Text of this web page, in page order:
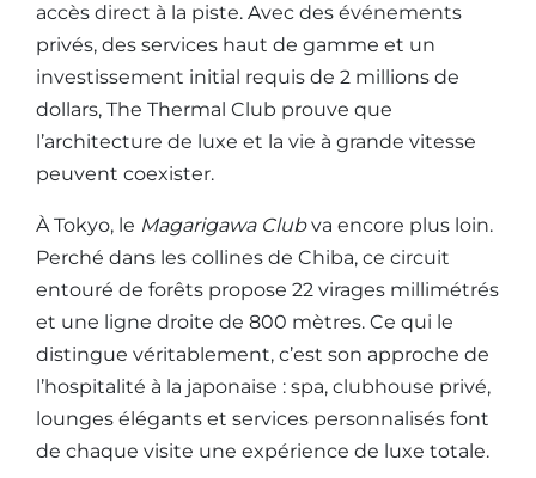
accès direct à la piste. Avec des événements
privés, des services haut de gamme et un
investissement initial requis de 2 millions de
dollars, The Thermal Club prouve que
l’architecture de luxe et la vie à grande vitesse
peuvent coexister.
À Tokyo, le Magarigawa Clubva encore plus loin.
Perché dans les collines de Chiba, ce circuit
entouré de forêts propose 22 virages millimétrés
et une ligne droite de 800 mètres. Ce qui le
distingue véritablement, c’est son approche de
l’hospitalité à la japonaise : spa, clubhouse privé,
lounges élégants et services personnalisés font
de chaque visite une expérience de luxe totale.